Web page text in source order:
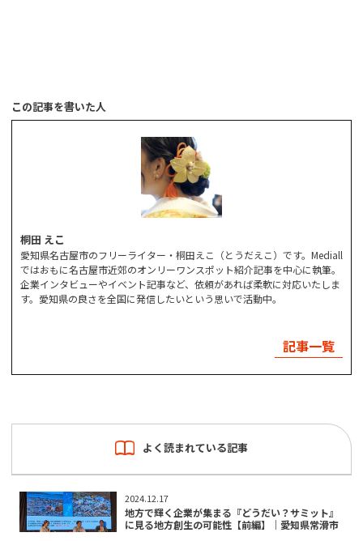
この記事を書いた人
桐田 えこ
愛知県名古屋市のフリーライター・桐田えこ（とうだえこ）です。Mediall
ではおもに名古屋市近郊のオンリーワンスポット紹介記事を中心に執筆。
企業インタビューやイベント記事など、依頼があれば柔軟に対応いたしま
す。愛知県の良さを全国に発信したいという思いで活動中。
記事一覧
よく読まれている記事
2024.12.17
地方で輝く企業が集まる『どうだい？サミット』
に見る地方創生の可能性【前編】｜愛知県常滑市